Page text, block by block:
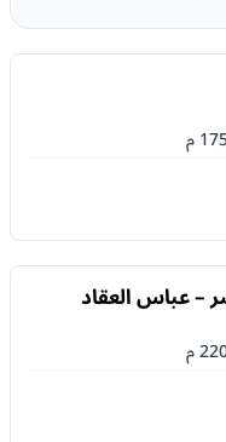
م
– عباس العقاد
م